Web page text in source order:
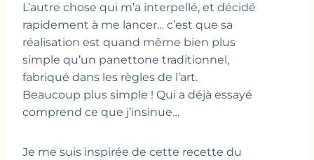
L’autre chose qui m’a interpellé, et décidé
rapidement à me lancer… c’est que sa
réalisation est quand même bien plus
simple qu’un panettone traditionnel,
fabriqué dans les règles de l’art.
Beaucoup plus simple ! Qui a déjà essayé
comprend ce que j’insinue…
Je me suis inspirée de cette recette du